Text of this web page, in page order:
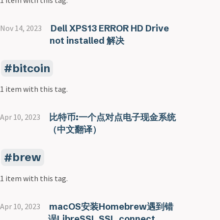
Nov 14, 2023
Dell XPS13 ERROR HD Drive
not installed 解决
bitcoin
1 item with this tag.
Apr 10, 2023
比特币:一个点对点电子现金系统
（中文翻译）
brew
1 item with this tag.
Apr 10, 2023
macOS安装Homebrew遇到错